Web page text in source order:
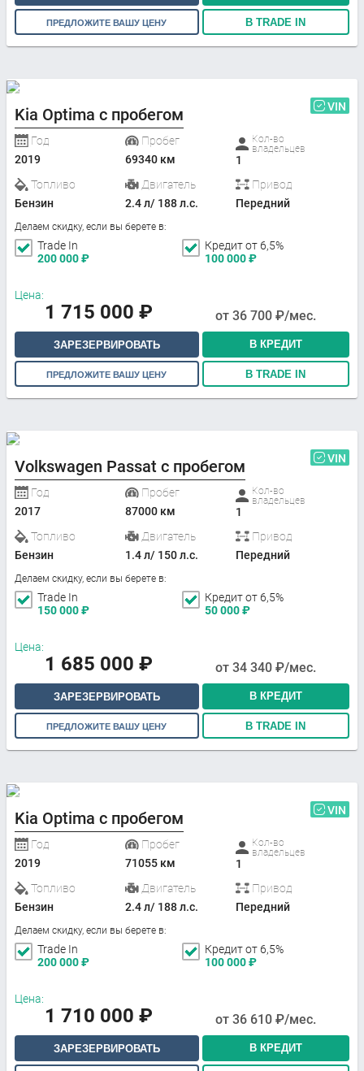
ПРЕДЛОЖИТЕ ВАШУ ЦЕНУ В TRADE IN
Kia Optima с пробегом VIN
Год
2019
Пробег
69340 км
Кол-во
владельцев
1
Топливо
Бензин
Двигатель
2.4 л/ 188 л.с.
Привод
Передний
Делаем скидку, если вы берете в:
Trade In
200 000₽
Кредит от 6,5%
100 000₽
Цена:
1 715 000 ₽ от 36 700 ₽/мес.
ЗАРЕЗЕРВИРОВАТЬ В КРЕДИТ
ПРЕДЛОЖИТЕ ВАШУ ЦЕНУ В TRADE IN
Volkswagen Passat с пробегом VIN
Год
2017
Пробег
87000 км
Кол-во
владельцев
1
Топливо
Бензин
Двигатель
1.4 л/ 150 л.с.
Привод
Передний
Делаем скидку, если вы берете в:
Trade In
150 000₽
Кредит от 6,5%
50 000₽
Цена:
1 685 000 ₽ от 34 340 ₽/мес.
ЗАРЕЗЕРВИРОВАТЬ В КРЕДИТ
ПРЕДЛОЖИТЕ ВАШУ ЦЕНУ В TRADE IN
Kia Optima с пробегом VIN
Год
2019
Пробег
71055 км
Кол-во
владельцев
1
Топливо
Бензин
Двигатель
2.4 л/ 188 л.с.
Привод
Передний
Делаем скидку, если вы берете в:
Trade In
200 000₽
Кредит от 6,5%
100 000₽
Цена:
1 710 000 ₽ от 36 610 ₽/мес.
ЗАРЕЗЕРВИРОВАТЬ В КРЕДИТ